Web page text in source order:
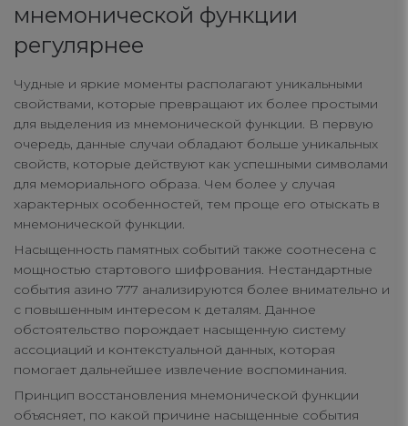
мнемонической функции
регулярнее
Чудные и яркие моменты располагают уникальными
свойствами, которые превращают их более простыми
для выделения из мнемонической функции. В первую
очередь, данные случаи обладают больше уникальных
свойств, которые действуют как успешными символами
для мемориального образа. Чем более у случая
характерных особенностей, тем проще его отыскать в
мнемонической функции.
Насыщенность памятных событий также соотнесена с
мощностью стартового шифрования. Нестандартные
события азино 777 анализируются более внимательно и
с повышенным интересом к деталям. Данное
обстоятельство порождает насыщенную систему
ассоциаций и контекстуальной данных, которая
помогает дальнейшее извлечение воспоминания.
Принцип восстановления мнемонической функции
объясняет, по какой причине насыщенные события